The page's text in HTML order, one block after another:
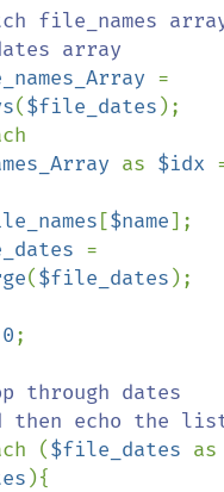
file_names
array
($file_dates );
as $idx
[$name];
($file_dates );
0;
through dates
then echo the
($file_dates
){